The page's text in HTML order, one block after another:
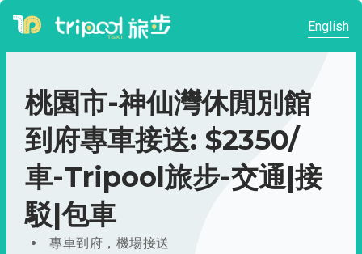
English
桃園市-神仙灣休閒別館
到府專車接送: $2350/
車-Tripool旅步-交通|接
駁|包車
專車到府，機場接送